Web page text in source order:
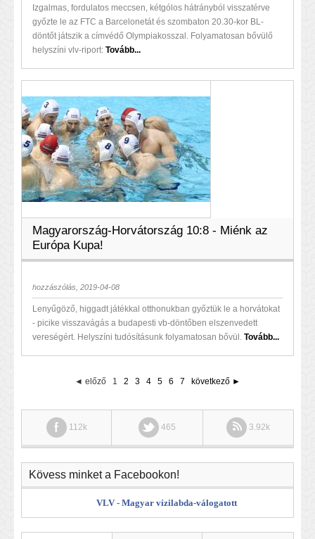
Izgalmas, fordulatos meccsen, kétgólos hátrányból visszatérve
győzte le az FTC a Barcelonetát és szombaton 20.30-kor BL-
döntőt játszik a címvédő Olympiakosszal. Folyamatosan bővülő
helyszíni vlv-riport: Tovább...
Magyarország-Horvátország 10:8 - Miénk az
Európa Kupa!
hozzászólás, 2019-04-08
Lenyűgöző, higgadt játékkal otthonukban győztük le a horvátokat
- picike visszavágás a budapesti vb-döntőben elszenvedett
vereségért. Helyszíni tudósításunk folyamatosan bővül. Tovább...
◄ előző 1 2 3 4 5 6 7 következő ►
112k 465 3.92k
Kövess minket a Facebookon!
VLV - Magyar vízilabda-válogatott